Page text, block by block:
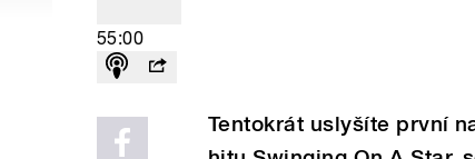
55:00
Tentokrát uslyšíte první